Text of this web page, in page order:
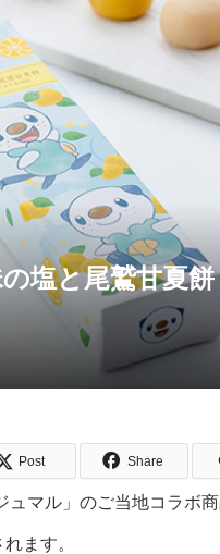
塩と尾鷲甘夏
Post Share
マル」のご当地コラボ商
ます。